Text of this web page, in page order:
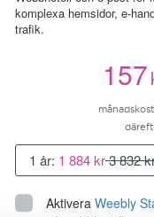
komplexa hemsidor, e-
trafik.
157
1 år: 1 884 kr3 832
Aktivera Weebly